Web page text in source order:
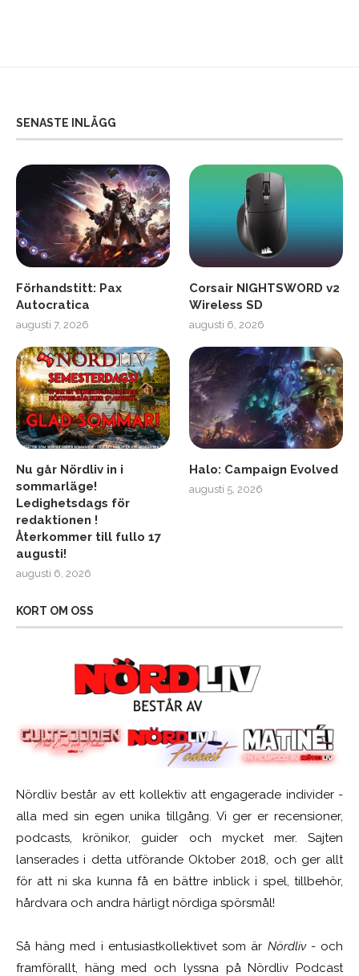
SENASTE INLÄGG
Förhandstitt: Pax
Autocratica
augusti 7, 2026
Corsair NIGHTSWORD v2
Wireless SD
augusti 6, 2026
Nu går Nördliv in i
sommarläge!
Ledighetsdags för
redaktionen !
Återkommer till fullo 17
augusti!
augusti 6, 2026
Halo: Campaign Evolved
augusti 5, 2026
KORT OM OSS
Nördliv består av ett kollektiv att engagerade individer -
alla med sin egen unika tillgång. Vi ger er recensioner,
podcasts, krönikor, guider och mycket mer. Sajten
lanserades i detta utförande Oktober 2018, och ger allt
för att ni ska kunna få en bättre inblick i spel, tillbehör,
hårdvara och andra härligt nördiga spörsmål!
Så häng med i entusiastkollektivet som är Nördliv- och
framförallt, häng med och lyssna på Nördliv Podcast